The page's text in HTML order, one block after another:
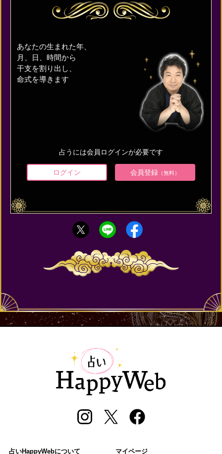
あなたの生まれた年、
月、日、時間から
干支を割り出し、
命式を導きます
占うには会員ログインが必要です
ログイン 会員登録（無料）
占いHappyWebについて マイページ